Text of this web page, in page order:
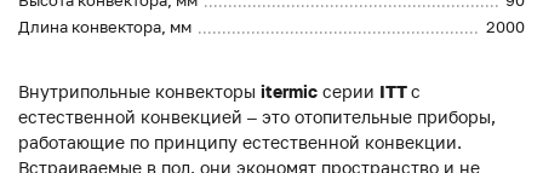
Длина конвектора, мм
2000
Внутрипольные конвекторы itermic серии ITTс
естественной конвекцией – это отопительные приборы,
работающие по принципу естественной конвекции.
Встраиваемые в пол, они экономят пространство и не